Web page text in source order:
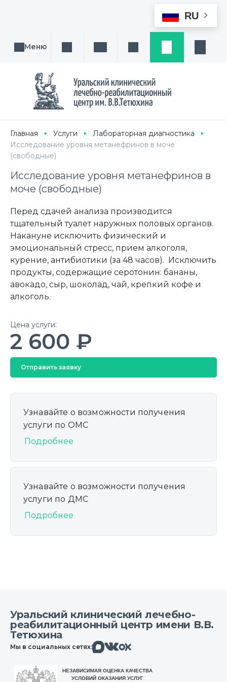
RU
Меню Поиск услуги, направления или врача
Написать намЗаказ звонка
Главная Услуги
Лабораторная диагностика
Исследование уровня метанефринов в моче
(свободные)
Исследование уровня метанефринов в
моче (свободные)
Перед сдачей анализа производится
тщательный туалет наружных половых органов.
Накануне исключить физический и
эмоциональный стресс, прием алкоголя,
курение, антибиотики (за 48 часов). Исключить
продукты, содержащие серотонин: бананы,
авокадо, сыр, шоколад, чай, крепкий кофе и
алкоголь.
Цена услуги:
2 600 ₽
Отправить заявку
Узнавайте о возможности получения
услуги по ОМС
Подробнее
Узнавайте о возможности получения
услуги по ДМС
Подробнее
Уральский клинический лечебно-
реабилитационный центр имени В.В.
Тетюхина
Мы в социальных сетях:МаксВконтактеОдноклассники